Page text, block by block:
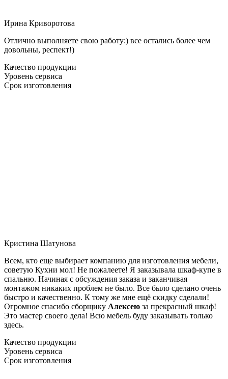
Ирина Криворотова
Отлично выполняете свою работу:) все остались более чем
довольны, респект!)
Качество продукции
Уровень сервиса
Срок изготовления
Кристина Шатунова
Всем, кто еще выбирает компанию для изготовления мебели,
советую Кухни мол! Не пожалеете! Я заказывала шкаф-купе в
спальню. Начиная с обсуждения заказа и заканчивая
монтажом никаких проблем не было. Все было сделано очень
быстро и качественно. К тому же мне ещё скидку сделали!
Огромное спасибо сборщику Алексею за прекрасный шкаф!
Это мастер своего дела! Всю мебель буду заказывать только
здесь.
Качество продукции
Уровень сервиса
Срок изготовления